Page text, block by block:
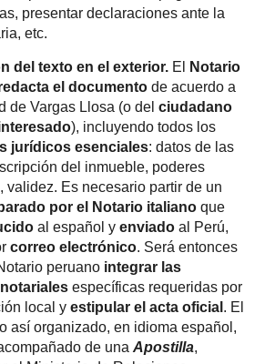
presentar declaraciones ante la
etc.
del texto en el exterior. El
Notario
el documentode acuerdo a
de Vargas Llosa (o del ciudadano
), incluyendo todos los
jurídicos esenciales: datos de las
del inmueble, poderes
validez. Es necesario partir de un
por el Notario italianoque
al español y enviadoal Perú,
correo electrónico. Será entonces
peruano integrar las
específicas requeridas por
local y estipular el acta oficial . El
así organizado, en idioma español,
de una Apostilla,